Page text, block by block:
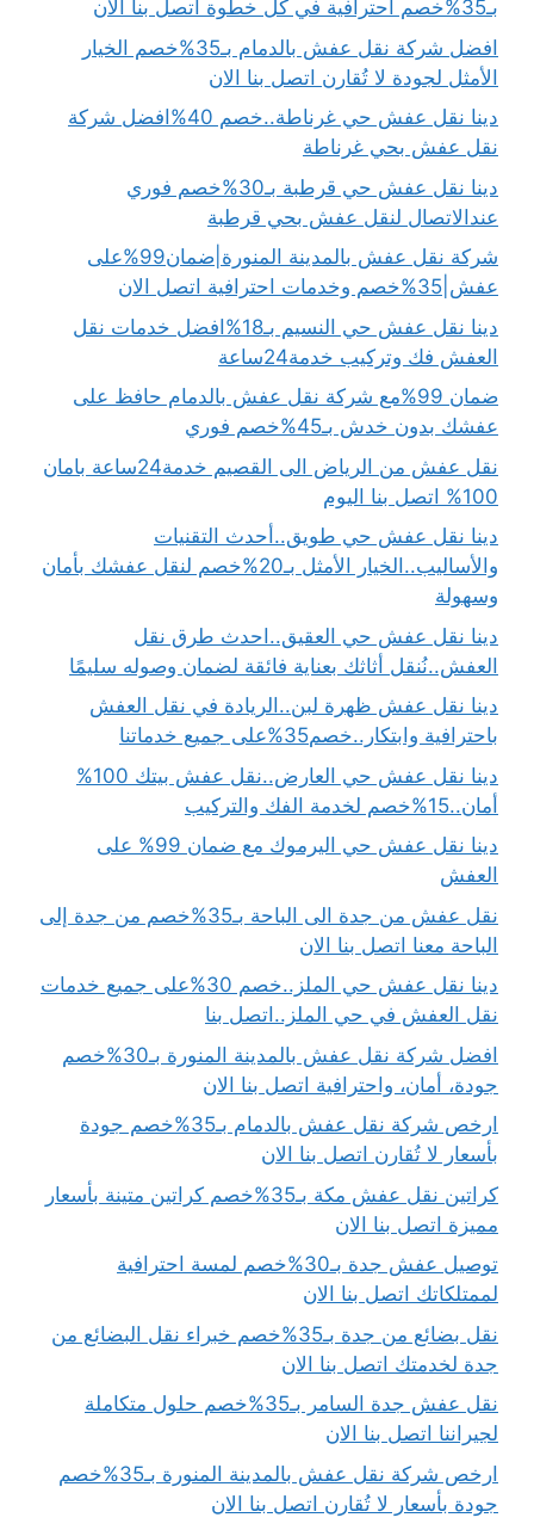
بـ35%خصم احترافية في كل خطوة اتصل بنا الان
افضل شركة نقل عفش بالدمام بـ35%خصم الخيار
الأمثل لجودة لا تُقارن اتصل بنا الان
دينا نقل عفش حي غرناطة..خصم 40%افضل شركة
نقل عفش بحي غرناطة
دينا نقل عفش حي قرطبة بـ30%خصم فوري
عندالاتصال لنقل عفش بحي قرطبة
شركة نقل عفش بالمدينة المنورة|ضمان99%على
عفش|35%خصم وخدمات احترافية اتصل الان
دينا نقل عفش حي النسيم بـ18%افضل خدمات نقل
العفش فك وتركيب خدمة24ساعة
ضمان 99%مع شركة نقل عفش بالدمام حافظ على
عفشك بدون خدش بـ45%خصم فوري
نقل عفش من الرياض الى القصيم خدمة24ساعة بامان
100% اتصل بنا اليوم
دينا نقل عفش حي طويق..أحدث التقنيات
والأساليب..الخيار الأمثل بـ20%خصم لنقل عفشك بأمان
وسهولة
دينا نقل عفش حي العقيق..احدث طرق نقل
العفش..نُنقل أثاثك بعناية فائقة لضمان وصوله سليمًا
دينا نقل عفش ظهرة لبن..الريادة في نقل العفش
باحترافية وابتكار..خصم35%على جميع خدماتنا
دينا نقل عفش حي العارض..نقل عفش بيتك 100%
أمان..15%خصم لخدمة الفك والتركيب
دينا نقل عفش حي اليرموك مع ضمان 99% على
العفش
نقل عفش من جدة الى الباحة بـ35%خصم من جدة إلى
الباحة معنا اتصل بنا الان
دينا نقل عفش حي الملز..خصم 30%على جميع خدمات
نقل العفش في حي الملز..اتصل بنا
افضل شركة نقل عفش بالمدينة المنورة بـ30%خصم
جودة، أمان، واحترافية اتصل بنا الان
ارخص شركة نقل عفش بالدمام بـ35%خصم جودة
بأسعار لا تُقارن اتصل بنا الان
كراتين نقل عفش مكة بـ35%خصم كراتين متينة بأسعار
مميزة اتصل بنا الان
توصيل عفش جدة بـ30%خصم لمسة احترافية
لممتلكاتك اتصل بنا الان
نقل بضائع من جدة بـ35%خصم خبراء نقل البضائع من
جدة لخدمتك اتصل بنا الان
نقل عفش جدة السامر بـ35%خصم حلول متكاملة
لجيراننا اتصل بنا الان
ارخص شركة نقل عفش بالمدينة المنورة بـ35%خصم
جودة بأسعار لا تُقارن اتصل بنا الان